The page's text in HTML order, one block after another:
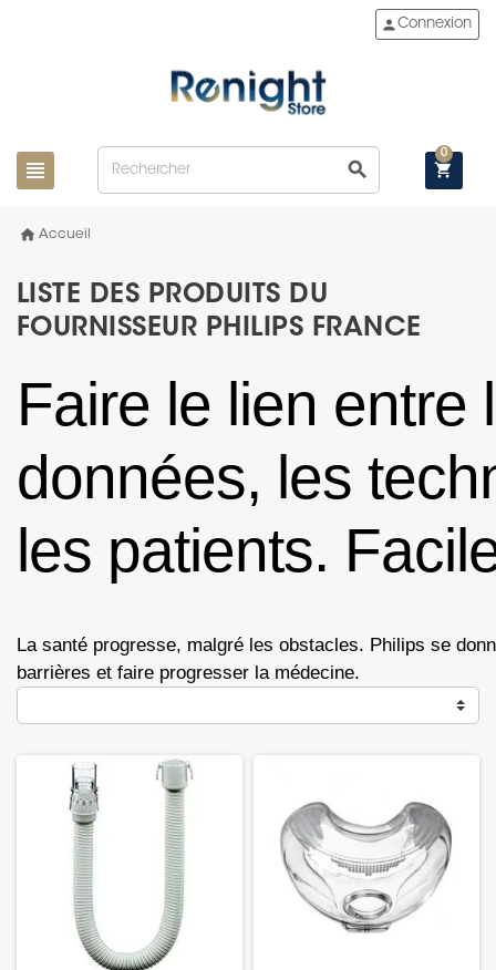
view_headline search
personConnexion
shopping_cart
0
home Accueil
LISTE DES PRODUITS DU
FOURNISSEUR PHILIPS FRANCE
Faire le lien entre
données, les
les patients.
La santé progresse, malgré les obstacles. Philips se
barrières et faire progresser la médecine.